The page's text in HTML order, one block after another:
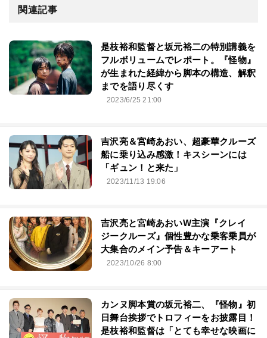
関連記事
是枝裕和監督と坂元裕二の特別講義を
フルボリュームでレポート。『怪物』
が生まれた経緯から脚本の構造、解釈
までを語り尽くす
2023/6/25 21:00
吉沢亮＆宮崎あおい、超豪華クルーズ
船に乗り込み感激！キスシーンには
「ギュン！と来た」
2023/11/13 19:06
吉沢亮と宮崎あおいW主演『クレイ
ジークルーズ』個性豊かな乗客乗員が
大集合のメイン予告＆キーアート
2023/10/26 8:00
カンヌ脚本賞の坂元裕二、『怪物』初
日舞台挨拶でトロフィーをお披露目！
是枝裕和監督は「とても幸せな映画に